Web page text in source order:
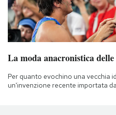
La moda anacronistica
Per quanto evochino una vecchia
un'invenzione recente importata